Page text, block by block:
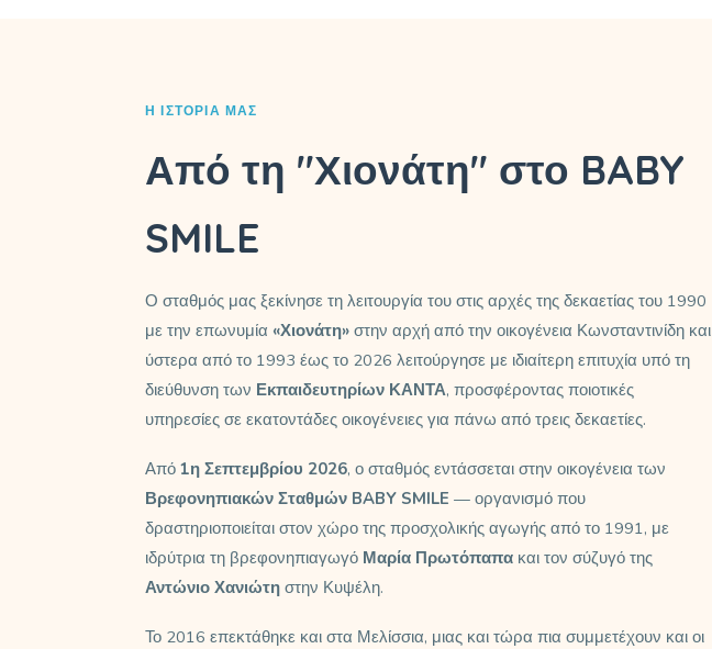
Η ΙΣΤΟΡΊΑ ΜΑΣ
Από τη "Χιονάτη" στο BABY
SMILE
Ο σταθμός μας ξεκίνησε τη λειτουργία του στις αρχές της δεκαετίας του 1990
με την επωνυμία «Χιονάτη» στην αρχή από την οικογένεια Κωνσταντινίδη και
ύστερα από το 1993 έως το 2026 λειτούργησε με ιδιαίτερη επιτυχία υπό τη
διεύθυνση των Εκπαιδευτηρίων ΚΑΝΤΑ, προσφέροντας ποιοτικές
υπηρεσίες σε εκατοντάδες οικογένειες για πάνω από τρεις δεκαετίες.
Από 1η Σεπτεμβρίου 2026, ο σταθμός εντάσσεται στην οικογένεια των
Βρεφονηπιακών Σταθμών BABY SMILE — οργανισμό που
δραστηριοποιείται στον χώρο της προσχολικής αγωγής από το 1991, με
ιδρύτρια τη βρεφονηπιαγωγό Μαρία Πρωτόπαπα και τον σύζυγό της
Αντώνιο Χανιώτη στην Κυψέλη.
Το 2016 επεκτάθηκε και στα Μελίσσια, μιας και τώρα πια συμμετέχουν και οι